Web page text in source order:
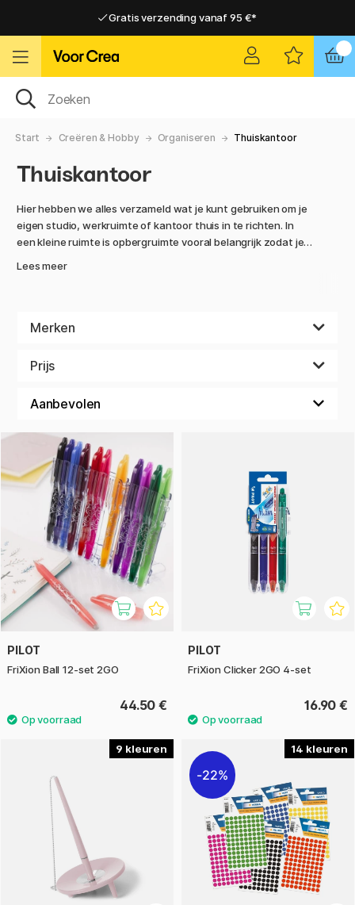
Gratis verzending vanaf 95 €*
Gratis verzending vanaf 95 €*
Start Creëren & Hobby Organiseren Thuiskantoor
Thuiskantoor
Hier hebben we alles verzameld wat je kunt gebruiken om je
eigen studio, werkruimte of kantoor thuis in te richten. In
een kleine ruimte is opbergruimte vooral belangrijk zodat je
inspiratie op als je ons assortiment verkent?
In deze categorie hebben we zowel grotere
opbergproducten als kleinere bureauaccessoires verzameld
te laten zien: pennenstandaards, magneten, memoblokken,
te noemen.
Lees meer
Merken
Prijs
PILOT
FriXion Ball 12-set 2GO
44.50 €
PILOT
FriXion Clicker 2GO 4-set
16.90 €
9 14
22%